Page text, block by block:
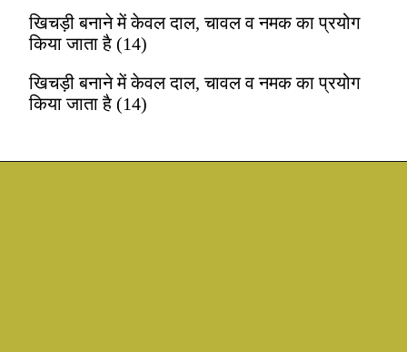
खिचड़ी बनाने में केवल दाल, चावल व नमक का प्रयोग
किया जाता है (14)
खिचड़ी बनाने में केवल दाल, चावल व नमक का प्रयोग
किया जाता है (14)